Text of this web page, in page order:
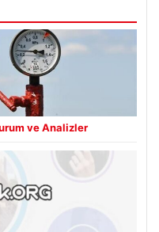
ve Analizler